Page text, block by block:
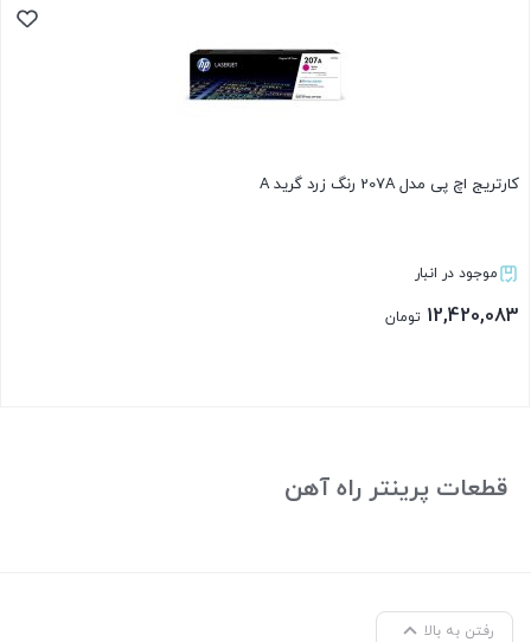
کارتریج اچ پی مدل 207A رنگ زرد گرید A
موجود در انبار
12,420,083 تومان
قطعات پرینتر راه آهن
رفتن به بالا